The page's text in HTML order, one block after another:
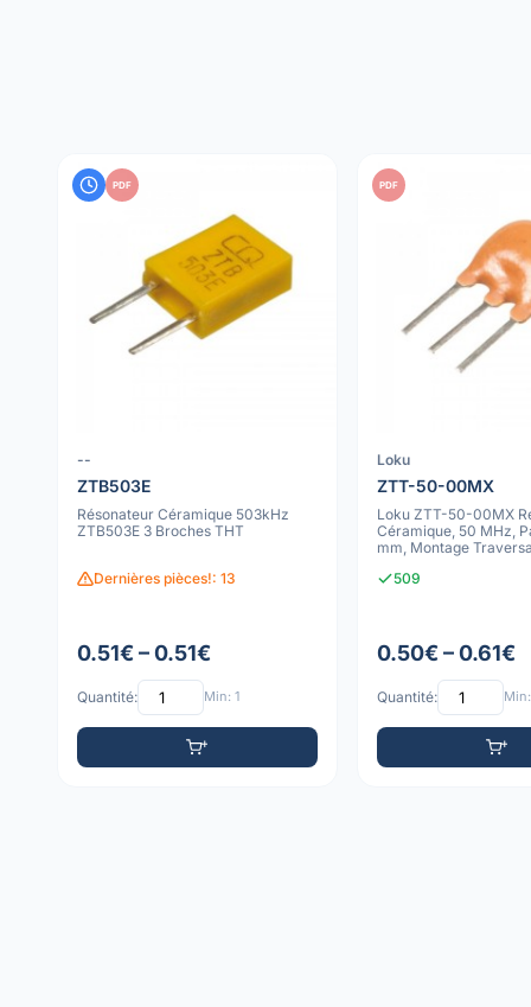
PDF
--
ZTB503E
Résonateur Céramique 503kHz
ZTB503E 3 Broches THT
Dernières pièces!: 13
0.51€ – 0.51€
Quantité: Min: 1
PDF
Loku
ZTT-50-00MX
Loku ZTT-50-00MX
Céramique, 50 MHz,
mm, Montage
509
0.50€ – 0.61€
Quantité: Min: